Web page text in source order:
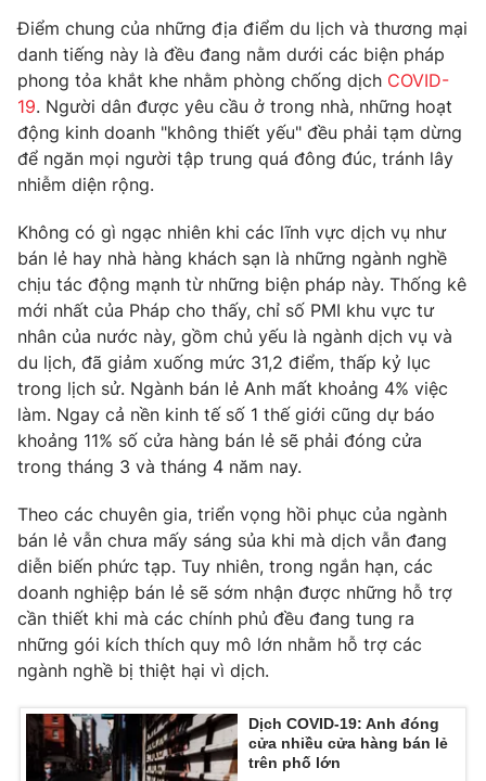
Chất lượng cuộc sống
Học trực tuyến
Công nghệ
Hitech Công nghệ tương lai
Sản phẩm
Thị trường
Tư vấn
Giao lưu trực tuyến
Lịch phát sóng
Chuyên mục khác
Emagazine Podcast
Photo Infographic
Video Shorts video
VTV Money VTV Thể thao
VTV Sức khoẻ Bất động sản
Thị trường 24h Tấm lòng Việt
VTV4 Vươn mình bằng AI
VTV9 VTV8
Liên hệ tòa soạn English
Điểm chung của những địa điểm du lịch và thương mại
danh tiếng này là đều đang nằm dưới các biện pháp
phong tỏa khắt khe nhằm phòng chống dịch COVID-
19. Người dân được yêu cầu ở trong nhà, những hoạt
động kinh doanh "không thiết yếu" đều phải tạm dừng
để ngăn mọi người tập trung quá đông đúc, tránh lây
nhiễm diện rộng.
Không có gì ngạc nhiên khi các lĩnh vực dịch vụ như
bán lẻ hay nhà hàng khách sạn là những ngành nghề
chịu tác động mạnh từ những biện pháp này. Thống kê
mới nhất của Pháp cho thấy, chỉ số PMI khu vực tư
nhân của nước này, gồm chủ yếu là ngành dịch vụ và
du lịch, đã giảm xuống mức 31,2 điểm, thấp kỷ lục
trong lịch sử. Ngành bán lẻ Anh mất khoảng 4% việc
làm. Ngay cả nền kinh tế số 1 thế giới cũng dự báo
khoảng 11% số cửa hàng bán lẻ sẽ phải đóng cửa
trong tháng 3 và tháng 4 năm nay.
Theo các chuyên gia, triển vọng hồi phục của ngành
bán lẻ vẫn chưa mấy sáng sủa khi mà dịch vẫn đang
diễn biến phức tạp. Tuy nhiên, trong ngắn hạn, các
doanh nghiệp bán lẻ sẽ sớm nhận được những hỗ trợ
cần thiết khi mà các chính phủ đều đang tung ra
những gói kích thích quy mô lớn nhằm hỗ trợ các
ngành nghề bị thiệt hại vì dịch.
Dịch COVID-19: Anh đóng
cửa nhiều cửa hàng bán lẻ
trên phố lớn